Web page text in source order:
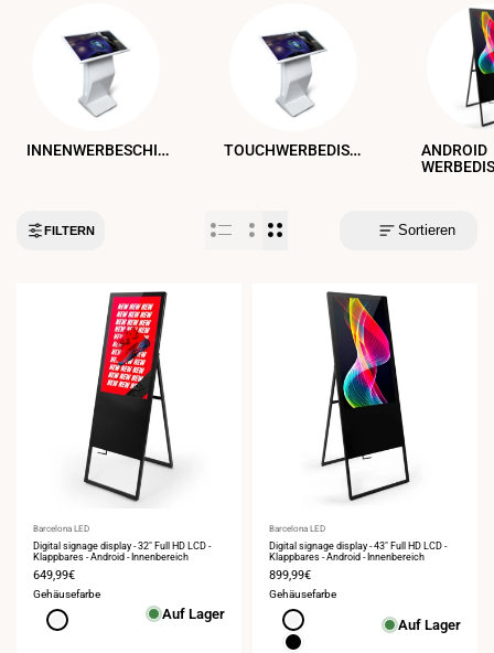
INNENWERBESCHILDER TOUCHWERBEDISPLAYS
ANDROID
FILTERN Sortieren
Anbieter:
Barcelona LED
Digital signage display - 32" Full HD LCD -
Klappbares - Android - Innenbereich
Verkaufspreis
649,99€
Gehäusefarbe
Weiß Auf Lager
Anbieter:
Barcelona LED
Digital signage display - 43" Full HD LCD -
Klappbares - Android - Innenbereich
Verkaufspreis
899,99€
Gehäusefarbe
Weiß
Schwarz
Auf Lager